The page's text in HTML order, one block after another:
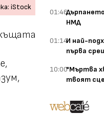
iStock
01:46
НМД
01:14И най-
първа
10:00"Мъртва
твоят